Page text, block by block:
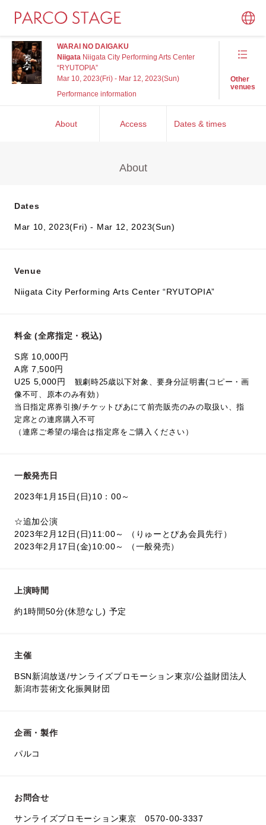
WARAI NO DAIGAKU
Niigata Niigata City Performing Arts Center
“RYUTOPIA”
Mar 10, 2023(Fri) - Mar 12, 2023(Sun)
Performance information
Other
venues
About Access Dates & times
About
Dates
Mar 10, 2023(Fri) - Mar 12, 2023(Sun)
Venue
Niigata City Performing Arts Center “RYUTOPIA”
料金 (全席指定・税込)
S席 10,000円
A席 7,500円
U25 5,000円 観劇時25歳以下対象、要身分証明書(コピー・画
像不可、原本のみ有効）
当日指定席券引換/チケットぴあにて前売販売のみの取扱い、指
定席との連席購入不可
（連席ご希望の場合は指定席をご購入ください）
一般発売日
2023年1月15日(日)10：00～
☆追加公演
2023年2月12日(日)11:00～ （りゅーとぴあ会員先行）
2023年2月17日(金)10:00～ （一般発売）
上演時間
約1時間50分(休憩なし) 予定
主催
BSN新潟放送/サンライズプロモーション東京/公益財団法人
新潟市芸術文化振興財団
企画・製作
パルコ
お問合せ
サンライズプロモーション東京 0570-00-3337